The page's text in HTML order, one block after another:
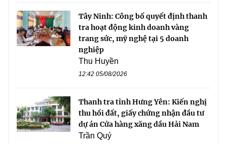
Tây Ninh: Công bố quyết định thanh
tra hoạt động kinh doanh vàng
trang sức, mỹ nghệ tại 5 doanh
nghiệp
Thu Huyền
12:42 05/08/2026
Thanh tra tỉnh Hưng Yên: Kiến nghị
thu hồi đất, giấy chứng nhận đầu tư
dự án Cửa hàng xăng dầu Hải Nam
Trần Quý